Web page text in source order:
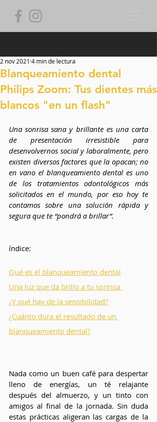
Blanqueamiento dental
Philips Zoom: Tus dientes más
blancos "en un flash"
2 nov 2021 4 min de lectura
Una sonrisa sana y brillante es una carta
de presentación irresistible para
desenvolvernos social y laboralmente, pero
existen diversos factores que la opacan; no
en vano el blanqueamiento dental es uno
de los tratamientos odontológicos más
solicitados en el mundo, por eso hoy te
contamos sobre una solución rápida y
segura que te “pondrá a brillar”.
índice:
Qué es el blanqueamiento dental
Una luz que da brillo a tu sonrisa
¿Y qué hay de la sensibilidad?
¿Cuánto dura el resultado de un
blanqueamiento dental?
Nada como un buen café para despertar
lleno de energías, un té relajante
después del almuerzo, y un tinto con
amigos al final de la jornada. Sin duda
estas prácticas aligeran las cargas de la